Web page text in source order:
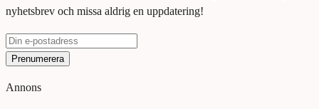
nyhetsbrev och missa aldrig en uppdatering!
Prenumerera
Annons